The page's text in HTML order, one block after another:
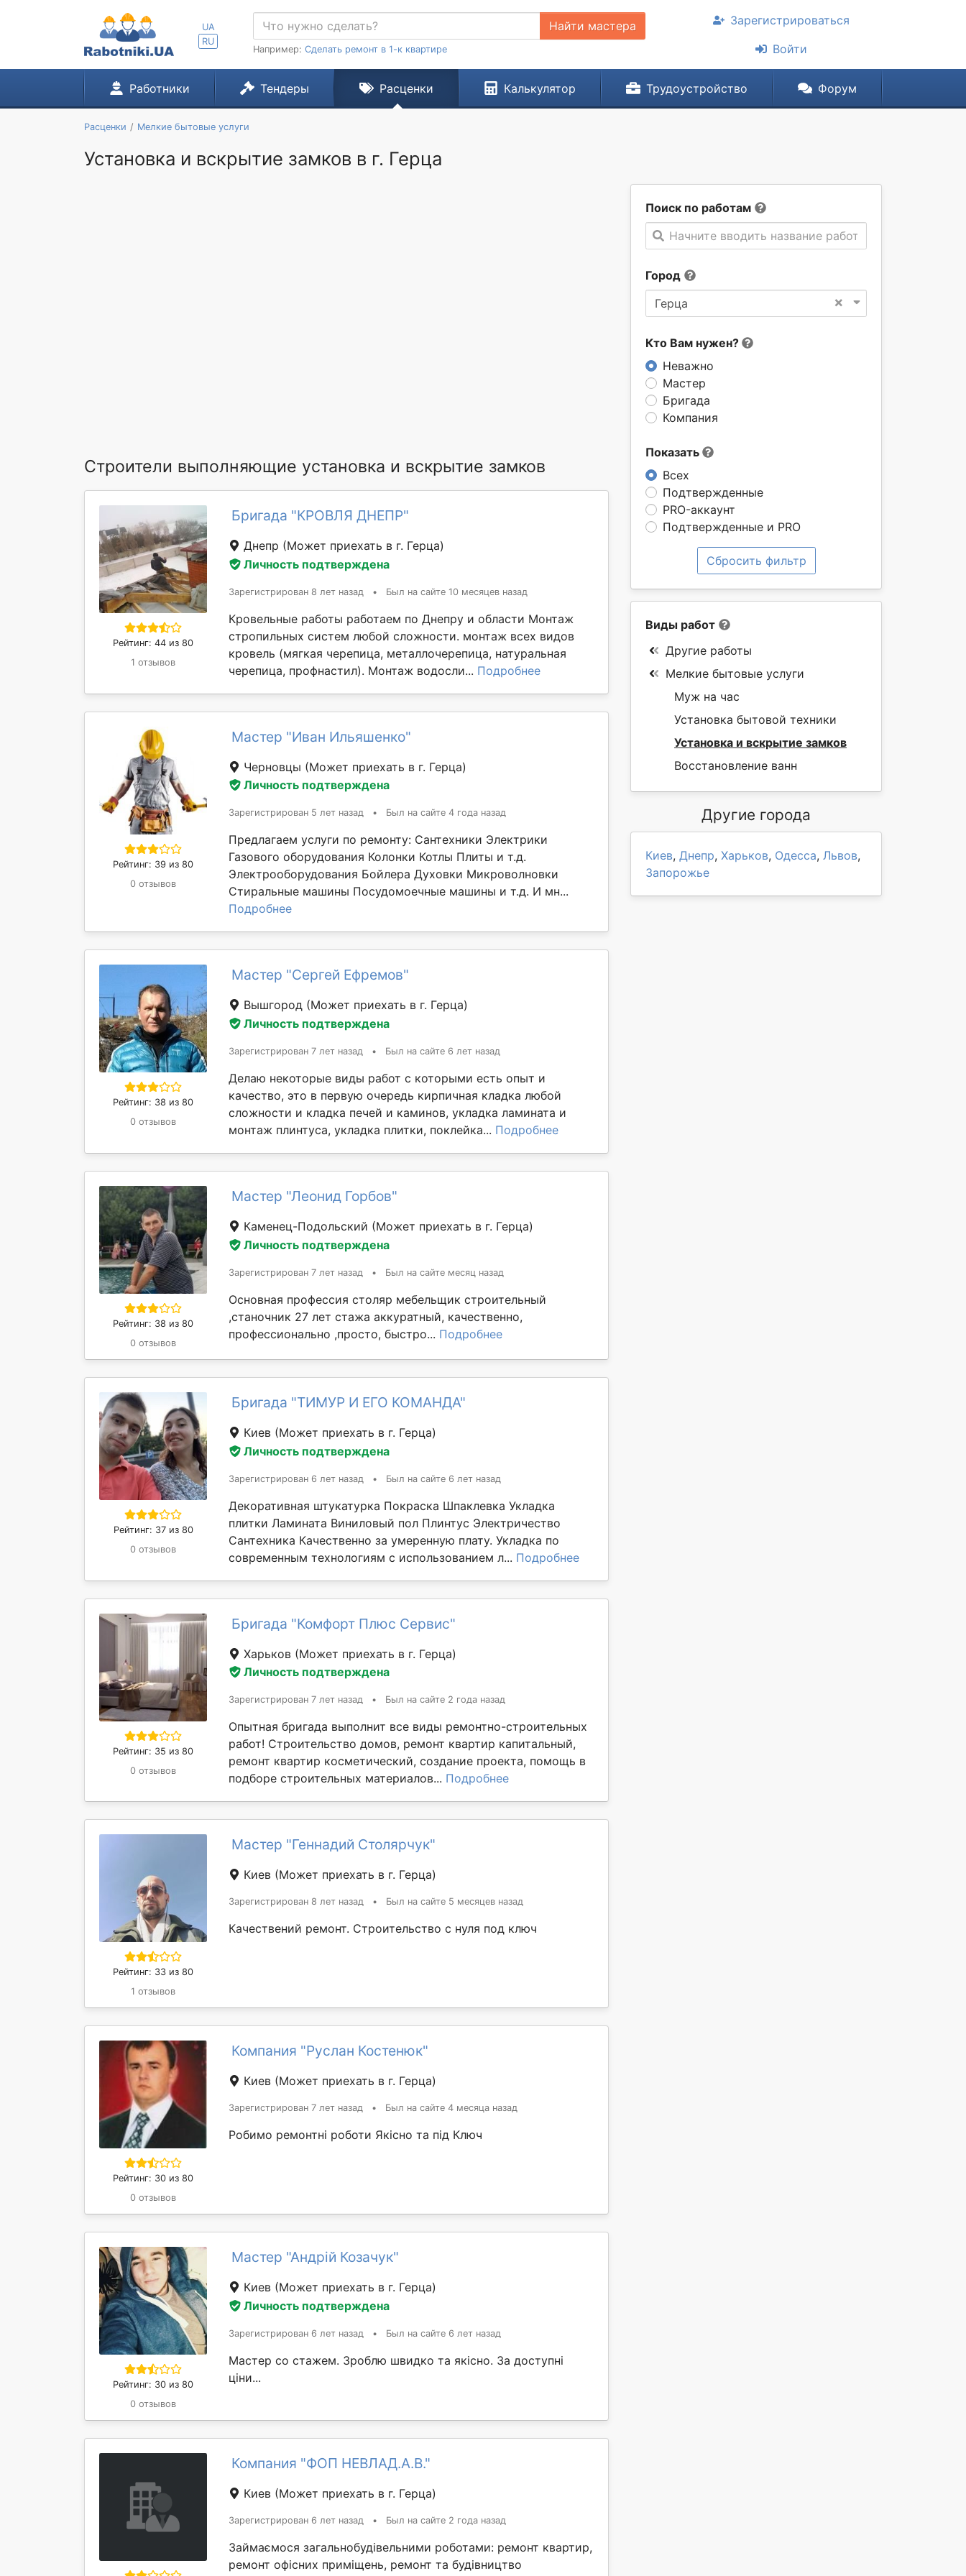
UA
RU
Найти мастера
Например: Сделать ремонт в 1-к квартире
Зарегистрироваться
Войти
Работники Тендеры Расценки Калькулятор Трудоустройство Форум
Расценки Мелкие бытовые услуги
Установка и вскрытие замков в г. Герца
Поиск по работам
Начните вводить название работы
Город
×
Герца
Кто Вам нужен?
Неважно
Мастер
Бригада
Компания
Показать
Всех
Подтвержденные
PRO-аккаунт
Подтвержденные и PRO
Сбросить фильтр
Строители выполняющие установка и вскрытие замков
Рейтинг: 44 из 80
1 отзывов
Бригада "КРОВЛЯ ДНЕПР"
Днепр (Может приехать в г. Герца)
Личность подтверждена
Зарегистрирован 8 лет назад • Был на сайте 10 месяцев назад
Кровельные работы работаем по Днепру и области Монтаж
стропильных систем любой сложности. монтаж всех видов
кровель (мягкая черепица, металлочерепица, натуральная
черепица, профнастил). Монтаж водосли... Подробнее
Рейтинг: 39 из 80
0 отзывов
Мастер "Иван Ильяшенко"
Черновцы (Может приехать в г. Герца)
Личность подтверждена
Зарегистрирован 5 лет назад • Был на сайте 4 года назад
Предлагаем услуги по ремонту: Сантехники Электрики
Газового оборудования Колонки Котлы Плиты и т.д.
Электрооборудования Бойлера Духовки Микроволновки
Стиральные машины Посудомоечные машины и т.д. И мн...
Подробнее
Рейтинг: 38 из 80
0 отзывов
Мастер "Сергей Ефремов"
Вышгород (Может приехать в г. Герца)
Личность подтверждена
Зарегистрирован 7 лет назад • Был на сайте 6 лет назад
Делаю некоторые виды работ с которыми есть опыт и
качество, это в первую очередь кирпичная кладка любой
сложности и кладка печей и каминов, укладка ламината и
монтаж плинтуса, укладка плитки, поклейка... Подробнее
Рейтинг: 38 из 80
0 отзывов
Мастер "Леонид Горбов"
Каменец-Подольский (Может приехать в г. Герца)
Личность подтверждена
Зарегистрирован 7 лет назад • Был на сайте месяц назад
Основная профессия столяр мебельщик строительный
,станочник 27 лет стажа аккуратный, качественно,
профессионально ,просто, быстро... Подробнее
Рейтинг: 37 из 80
0 отзывов
Бригада "ТИМУР И ЕГО КОМАНДА"
Киев (Может приехать в г. Герца)
Личность подтверждена
Зарегистрирован 6 лет назад • Был на сайте 6 лет назад
Декоративная штукатурка Покраска Шпаклевка Укладка
плитки Ламината Виниловый пол Плинтус Электричество
Сантехника Качественно за умеренную плату. Укладка по
современным технологиям с использованием л... Подробнее
Рейтинг: 35 из 80
0 отзывов
Бригада "Комфорт Плюс Сервис"
Харьков (Может приехать в г. Герца)
Личность подтверждена
Зарегистрирован 7 лет назад • Был на сайте 2 года назад
Опытная бригада выполнит все виды ремонтно-строительных
работ! Строительство домов, ремонт квартир капитальный,
ремонт квартир косметический, создание проекта, помощь в
подборе строительных материалов... Подробнее
Рейтинг: 33 из 80
1 отзывов
Мастер "Геннадий Столярчук"
Киев (Может приехать в г. Герца)
Зарегистрирован 8 лет назад • Был на сайте 5 месяцев назад
Качествений ремонт. Строительство с нуля под ключ
Рейтинг: 30 из 80
0 отзывов
Компания "Руслан Костенюк"
Киев (Может приехать в г. Герца)
Зарегистрирован 7 лет назад • Был на сайте 4 месяца назад
Робимо ремонтні роботи Якісно та під Ключ
Рейтинг: 30 из 80
0 отзывов
Мастер "Андрій Козачук"
Киев (Может приехать в г. Герца)
Личность подтверждена
Зарегистрирован 6 лет назад • Был на сайте 6 лет назад
Мастер со стажем. Зроблю швидко та якісно. За доступні
ціни...
Компания "ФОП НЕВЛАД.А.В."
Киев (Может приехать в г. Герца)
Зарегистрирован 6 лет назад • Был на сайте 2 года назад
Займаємося загальнобудівельними роботами: ремонт квартир,
ремонт офісних приміщень, ремонт та будівництво
Виды работ
Другие работы
Мелкие бытовые услуги
Муж на час
Установка бытовой техники
Установка и вскрытие замков
Восстановление ванн
Другие города
Киев, Днепр, Харьков, Одесса, Львов,
Запорожье